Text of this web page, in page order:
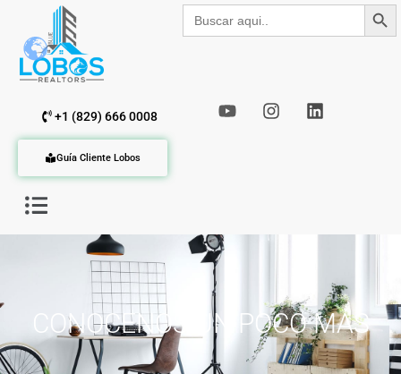
Buscar: Botón de
+1 (829) 666 0008
Guía Cliente Lobos
CONOCENOS UN POCO MÁS